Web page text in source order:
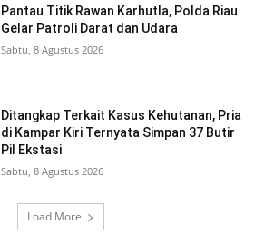
Pantau Titik Rawan Karhutla, Polda Riau
Gelar Patroli Darat dan Udara
Sabtu, 8 Agustus 2026
Ditangkap Terkait Kasus Kehutanan, Pria
di Kampar Kiri Ternyata Simpan 37 Butir
Pil Ekstasi
Sabtu, 8 Agustus 2026
Load More